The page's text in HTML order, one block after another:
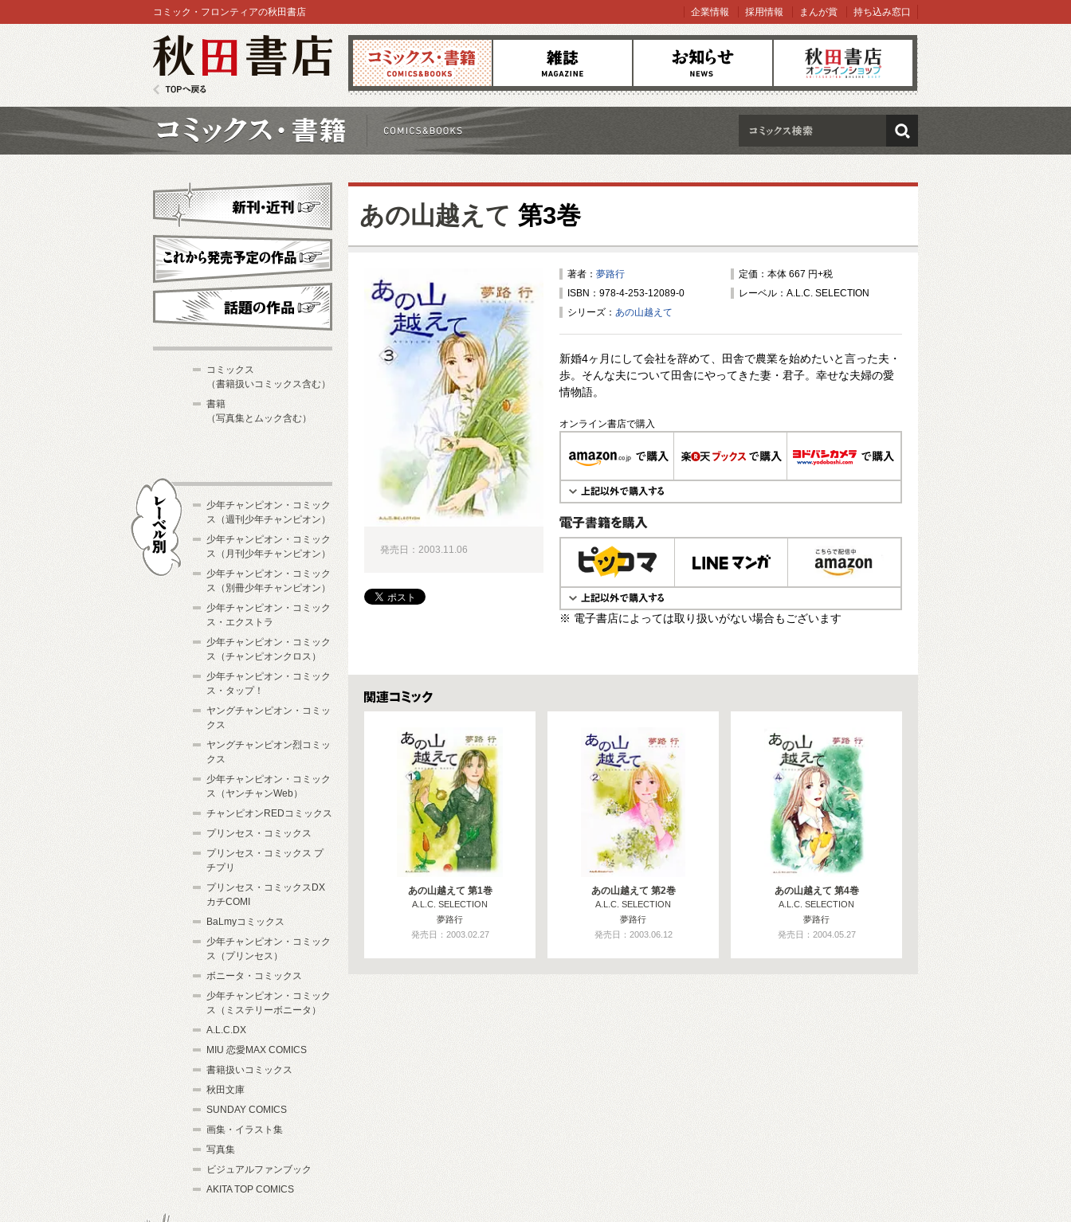
コミックス 雑誌 お知らせ オンラインショップ
コミック・フロンティアの秋田書店 企業情報 採用情報 まんが賞 持ち込み窓口
検索
あの山越えて 第3巻
著者： 夢路行
定価：本体 667 円+税
ISBN：978-4-253-12089-0
レーベル：A.L.C. SELECTION
シリーズ： あの山越えて
新婚4ヶ月にして会社を辞めて、田舎で農業を始めたいと言った夫・
歩。そんな夫について田舎にやってきた妻・君子。幸せな夫婦の愛
情物語。
オンライン書店で購入
電子書籍で購入
※ 電子書店によっては取り扱いがない場合もございます
発売日：2003.11.06
関連コミックス
あの山越えて 第1巻
A.L.C. SELECTION
夢路行
発売日：2003.02.27
あの山越えて 第2巻
A.L.C. SELECTION
夢路行
発売日：2003.06.12
あの山越えて 第4巻
A.L.C. SELECTION
夢路行
発売日：2004.05.27
新刊・近刊
これから発売予定
コミックス
（書籍扱いコミックス含む）
書籍
（写真集とムック含む）
少年チャンピオン・コミック
ス（週刊少年チャンピオン）
少年チャンピオン・コミック
ス（月刊少年チャンピオン）
少年チャンピオン・コミック
ス（別冊少年チャンピオン）
少年チャンピオン・コミック
ス・エクストラ
少年チャンピオン・コミック
ス（チャンピオンクロス）
少年チャンピオン・コミック
ス・タップ！
ヤングチャンピオン・コミッ
クス
ヤングチャンピオン烈コミッ
クス
少年チャンピオン・コミック
ス（ヤンチャンWeb）
チャンピオンREDコミックス
プリンセス・コミックス
プリンセス・コミックス プ
チプリ
プリンセス・コミックスDX
カチCOMI
BaLmyコミックス
少年チャンピオン・コミック
ス（プリンセス）
ボニータ・コミックス
少年チャンピオン・コミック
ス（ミステリーボニータ）
A.L.C.DX
MIU 恋愛MAX COMICS
書籍扱いコミックス
秋田文庫
SUNDAY COMICS
画集・イラスト集
写真集
ビジュアルファンブック
AKITA TOP COMICS